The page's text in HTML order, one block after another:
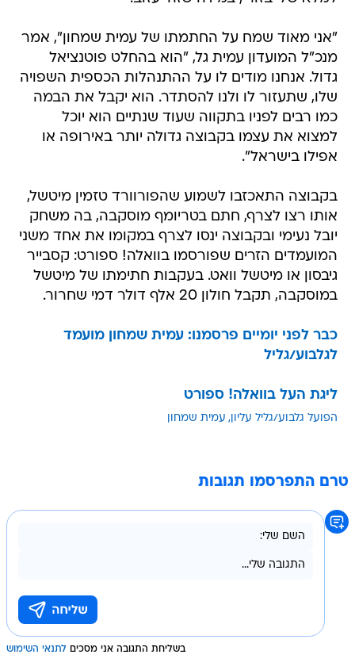
"אני מאוד שמח על החתמתו של עמית שמחון", אמר
מנכ"ל המועדון עמית גל, "הוא בהחלט פוטנציאל
גדול. אנחנו מודים לו על ההתנהלות הכספית השפויה
שלו, שתעזור לו ולנו להסתדר. הוא יקבל את הבמה
כמו רבים לפניו בתקווה שעוד שנתיים הוא יוכל
למצוא את עצמו בקבוצה גדולה יותר באירופה או
אפילו בישראל".
בקבוצה התאכזבו לשמוע שהפורוורד טזמין מיטשל,
אותו רצו לצרף, חתם בטריומף מוסקבה, בה משחק
יובל נעימי ובקבוצה ינסו לצרף במקומו את אחד משני
המועמדים הזרים שפורסמו בוואלה! ספורט: קסבייר
גיבסון או מיטשל וואט. בעקבות חתימתו של מיטשל
במוסקבה, תקבל חולון 20 אלף דולר דמי שחרור.
כבר לפני יומיים פרסמנו: עמית שמחון מועמד
לגלבוע/גליל
ליגת העל בוואלה! ספורט
הפועל גלבוע/גליל עליון עמית שמחון
טרם התפרסמו תגובות
בשליחת התגובה אני מסכים לתנאי השימוש